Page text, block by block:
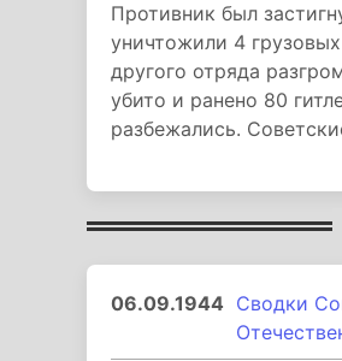
Противник был
уничтожили 4
другого отряда
убито и ранено 80
разбежались.
06.09.1944 Сводки